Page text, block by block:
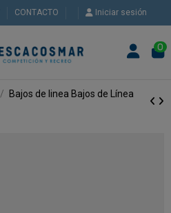
CONTACTO Iniciar sesión
0
Bajos de linea Bajos de Línea